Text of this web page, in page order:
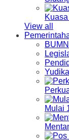
View all
BUMN
Mulai